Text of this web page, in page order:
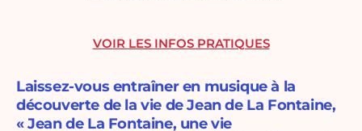
Laissez-vous entraîner en musique à la
découverte de la vie de Jean de La Fontaine,
« Jean de La Fontaine, une vie
VOIR LES INFOS PRATIQUES